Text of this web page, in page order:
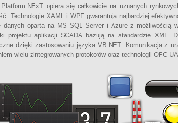
opiera się całkowicie na uznanych
Technologie XAML i WPF gwarantują najbardziej
danych opartą na MS SQL Server i Azure z możliwością
projektu aplikacji SCADA bazują na standardzie XML.
dzięki zastosowaniu języka VB.NET. Komunikacja z
wielu zintegrowanych protokołów oraz technologii OPC UA.